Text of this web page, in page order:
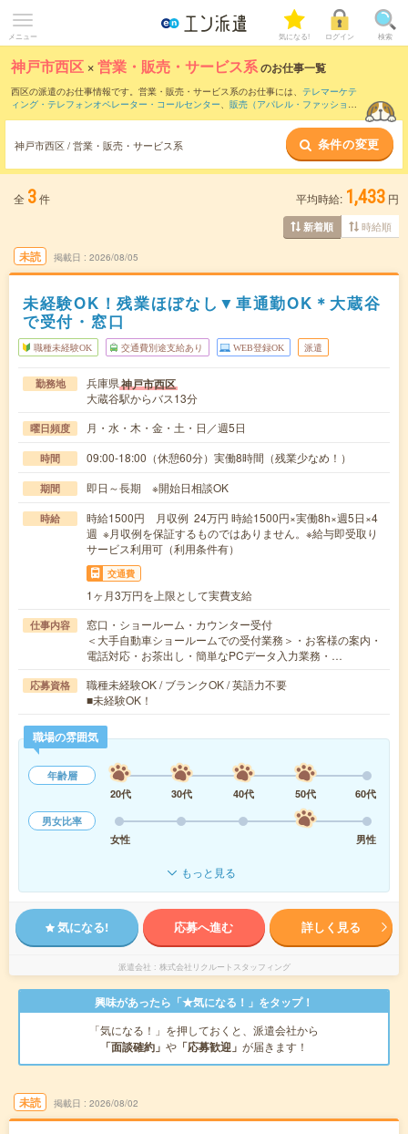
メニュー 気になる! ログイン 検索
神戸市西区 ×営業・販売・サービス系のお仕事一覧
西区の派遣のお仕事情報です。営業・販売・サービス系のお仕事には、 テレマーケテ
ィング・テレフォンオペレーター・コールセンター、 販売（アパレル・ファッショ
などのこだわり条件で絞り込んでいただけます。
神戸市西区 / 営業・販売・サービス系 条件の変更
全 3件 平均時給: 1,433 円
新着順 時給順
未読 掲載日 2026/08/05
未経験OK！残業ほぼなし▼車通勤OK＊大蔵谷
で受付・窓口
職種未経験OK 交通費別途支給あり WEB登録OK 派遣
勤務地 兵庫県神戸市西区
大蔵谷駅からバス13分
曜日頻度 月・水・木・金・土・日／週5日
時間 09:00-18:00（休憩60分）実働8時間（残業少なめ！）
期間 即日～長期 ※開始日相談OK
時給
時給1500円 月収例 24万円 時給1500円×実働8h×週5日×4
週 ※月収例を保証するものではありません。※給与即受取り
サービス利用可（利用条件有）
交通費
1ヶ月3万円を上限として実費支給
仕事内容
窓口・ショールーム・カウンター受付
＜大手自動車ショールームでの受付業務＞・お客様の案内・
電話対応・お茶出し・簡単なPCデータ入力業務・…
応募資格
職種未経験OK / ブランクOK / 英語力不要
■未経験OK！
職場の雰囲気
年齢層
20代
30代 40代 50代
60代
男女比率
女性
男性
もっと見る
気になる! 応募へ進む 詳しく見る
派遣会社 株式会社リクルートスタッフィング
興味があったら「★気になる！」をタップ！
「気になる！」を押しておくと、派遣会社から
「面談確約」 や 「応募歓迎」 が届きます！
未読 掲載日 2026/08/02